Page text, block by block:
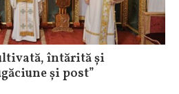
întărită și
și post”